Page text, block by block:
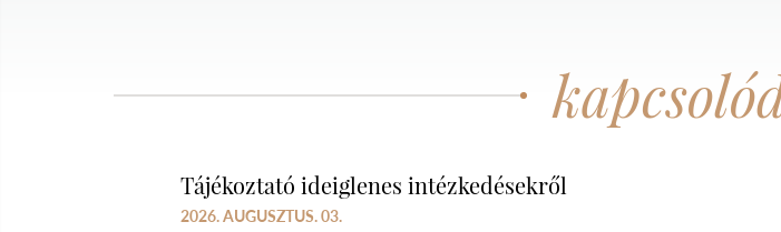
Tájékoztató ideiglenes intézkedésekről
2026. AUGUSZTUS. 03.